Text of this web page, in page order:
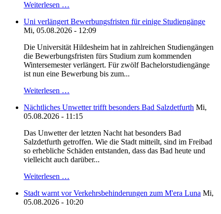
Weiterlesen …
Uni verlängert Bewerbungsfristen für einige Studiengänge
Mi, 05.08.2026 - 12:09
Die Universität Hildesheim hat in zahlreichen Studiengängen
die Bewerbungsfristen fürs Studium zum kommenden
Wintersemester verlängert. Für zwölf Bachelorstudiengänge
ist nun eine Bewerbung bis zum...
Weiterlesen …
Nächtliches Unwetter trifft besonders Bad Salzdetfurth Mi,
05.08.2026 - 11:15
Das Unwetter der letzten Nacht hat besonders Bad
Salzdetfurth getroffen. Wie die Stadt mitteilt, sind im Freibad
so erhebliche Schäden entstanden, dass das Bad heute und
vielleicht auch darüber...
Weiterlesen …
Stadt warnt vor Verkehrsbehinderungen zum M'era Luna Mi,
05.08.2026 - 10:20